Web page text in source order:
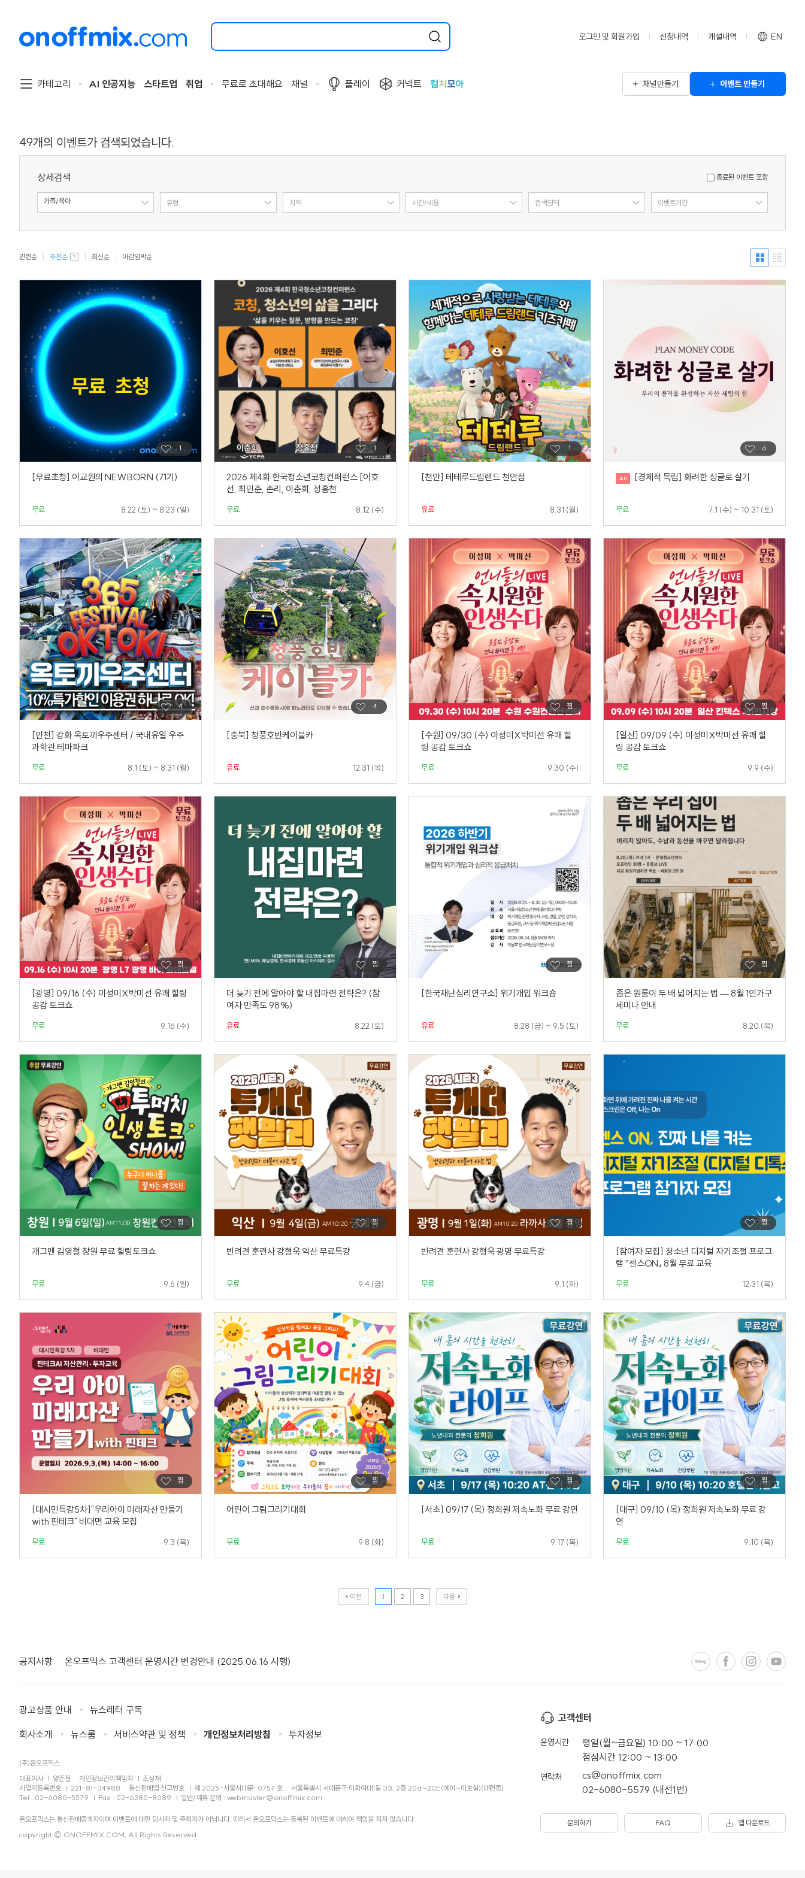
검
할
트
요.
로그인 및 회원가입 신청내역 개설내역 EN
카테고리 AI 인공지능 스타트업 취업 무료로 초대해요 채널 플레이 커넥트 컬처 모아 채널만들기 이벤트 만들기
49개의 이벤트가 검색되었습니다.
상세검색 종료된 이벤트 포함
주제
가족/육아 유형 지역 시간/비용 검색영역 이벤트기간
관련순 추천순 최신순 마감임박순
[무료초청] 이교원의 NEWBORN (71기)
무료 8.22 (토) ~ 8.23 (일)
2026 제4회 한국청소년코칭컨퍼런스 [이호
선, 최민준, 존리, 이춘희, 정홍천...
무료 8.12 (수)
[천안] 테테루드림랜드 천안점
유료 8.31 (월)
[경제적 독립] 화려한 싱글로 살기
무료 7.1 (수) ~ 10.31 (토)
[인천] 강화 옥토끼우주센터 / 국내유일 우주
과학관 테마파크
무료 8.1 (토) ~ 8.31 (월)
[충북] 청풍호반케이블카
유료 12.31 (목)
[수원] 09/30 (수) 이성미X박미선 유쾌 힐
링 공감 토크쇼
무료 9.30 (수)
[일산] 09/09 (수) 이성미X박미선 유쾌 힐
링 공감 토크쇼
무료 9.9 (수)
[광명] 09/16 (수) 이성미X박미선 유쾌 힐링
공감 토크쇼
무료 9.16 (수)
더 늦기 전에 알아야 할 내집마련 전략은? (참
여자 만족도 98%)
유료 8.22 (토)
[한국재난심리연구소] 위기개입 워크숍
유료 8.28 (금) ~ 9.5 (토)
좁은 원룸이 두 배 넓어지는 법 — 8월 1인가구
세미나 안내
무료 8.20 (목)
개그맨 김영철 창원 무료 힐링토크쇼
무료 9.6 (일)
반려견 훈련사 강형욱 익산 무료특강
무료 9.4 (금)
반려견 훈련사 강형욱 광명 무료특강
무료 9.1 (화)
[참여자 모집] 청소년 디지털 자기조절 프로그
램 「센스ON」 8월 무료 교육
무료 12.31 (목)
[대시민특강5차]"우리아이 미래자산 만들기
with 핀테크" 비대면 교육 모집
무료 9.3 (목)
어린이 그림그리기대회
무료 9.8 (화)
[서초] 09/17 (목) 정희원 저속노화 무료 강연
무료 9.17 (목)
[대구] 09/10 (목) 정희원 저속노화 무료 강
연
무료 9.10 (목)
이전 1 2 3 다음
공지사항 온오프믹스 고객센터 운영시간 변경안내 (2025.06.16 시행)
광고상품 안내 뉴스레터 구독
회사소개 뉴스룸 서비스약관 및 정책 개인정보처리방침 투자정보
(주)온오프믹스
대표이사
양준철 개인정보관리책임자
조성재
사업자등록번호
221-81-34988 통신판매업 신고번호 제 2025-서울서대문-0757 호
서울특별시 서대문구 이화여대1길 33, 2층 20a~20E(에이~이호실)(대현동)
Tel : 02-6080-5579
Fax : 02-6280-8089 일반/제휴 문의 : webmaster@onoffmix.com
온오프믹스는 통신판매중개자이며 이벤트에 대한 당사자 및 주최자가 아닙니다. 따라서 온오프믹스는 등록된 이벤트에 대하여 책임을 지지 않습니다.
copyright © ONOFFMIX.COM, All Rights Reserved.
고객센터
운영시간
평일(월~금요일) 10:00 ~ 17:00
점심시간 12:00 ~ 13:00
연락처
cs@onoffmix.com
02-6080-5579 (내선1번)
문의하기 FAQ 앱 다운로드